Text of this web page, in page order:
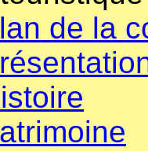
de la